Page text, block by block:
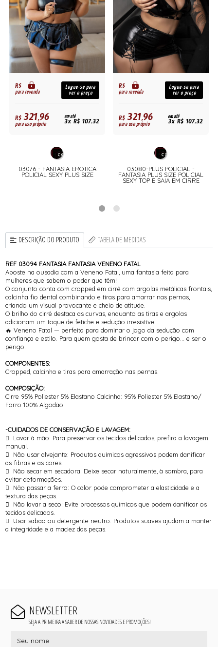
R$
para revenda
Logue-se para
ver o preço
R$321,96
para uso próprio
em até
3x R$ 107,32
03076 - FANTASIA ERÓTICA
POLICIAL SEXY PLUS SIZE
R$
para revenda
Logue-se para
ver o preço
R$321,96
para uso próprio
em até
3x R$ 107,32
03080-PLUS POLICIAL -
FANTASIA PLUS SIZE POLICIAL
SEXY TOP E SAIA EM CIRRE
DESCRIÇÃO DO PRODUTO TABELA DE MEDIDAS
REF 03094 FANTASIA FANTASIA VENENO FATAL
Aposte na ousadia com a Veneno Fatal, uma fantasia feita para
mulheres que sabem o poder que têm!
O conjunto conta com cropped em cirrê com argolas metálicas frontais,
calcinha fio dental combinando e tiras para amarrar nas pernas,
criando um visual provocante e cheio de atitude.
O brilho do cirrê destaca as curvas, enquanto as tiras e argolas
adicionam um toque de fetiche e sedução irresistível.
🔥 Veneno Fatal — perfeita para dominar o jogo da sedução com
confiança e estilo. Para quem gosta de brincar com o perigo... e ser o
perigo.
COMPONENTES:
Cropped, calcinha e tiras para amarração nas pernas.
COMPOSIÇÃO:
Cirre 95% Poliester 5% Elastano Calcinha: 95% Poliester 5% Elastano/
Forro 100% Algodão
-CUIDADOS DE CONSERVAÇÃO E LAVAGEM:
 Lavar à mão: Para preservar os tecidos delicados, prefira a lavagem
manual.
 Não usar alvejante: Produtos químicos agressivos podem danificar
as fibras e as cores.
 Não secar em secadora: Deixe secar naturalmente, à sombra, para
evitar deformações.
 Não passar a ferro: O calor pode comprometer a elasticidade e a
textura das peças.
 Não lavar a seco: Evite processos químicos que podem danificar os
tecidos delicados.
 Usar sabão ou detergente neutro: Produtos suaves ajudam a manter
a integridade e a maciez das peças.
NEWSLETTER
SEJA A PRIMEIRA A SABER DE NOSSAS NOVIDADES E PROMOÇÕES!